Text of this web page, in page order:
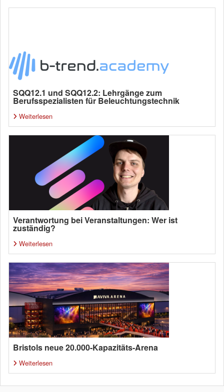
SQQ12.1 und SQQ12.2: Lehrgänge zum
Berufsspezialisten für Beleuchtungstechnik
Weiterlesen
Verantwortung bei Veranstaltungen: Wer ist
zuständig?
Weiterlesen
Bristols neue 20.000-Kapazitäts-Arena
Weiterlesen